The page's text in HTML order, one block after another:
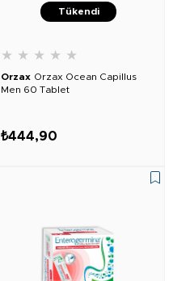
Tükendi
★ ★ ★ ★ ★
Orzax Orzax Ocean Capillus
Men 60 Tablet
₺444,90